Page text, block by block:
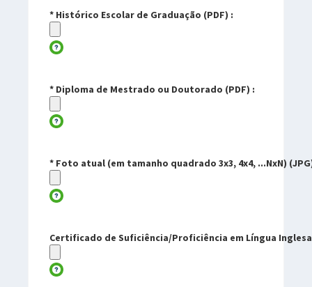
* Histórico Escolar de Graduação (PDF) :
* Diploma de Mestrado ou Doutorado (PDF) :
* Foto atual (em tamanho quadrado 3x3, 4x4, ...NxN)
Certificado de Suficiência/Proficiência em Língua